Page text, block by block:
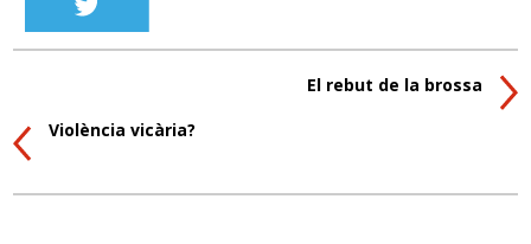
El rebut de la brossa
Violència vicària?